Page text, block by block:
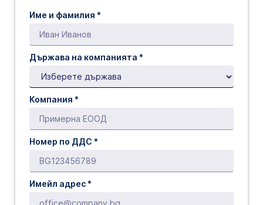
Име и фамилия *
Държава на компанията *
Компания *
Номер по ДДС *
Имейл адрес *